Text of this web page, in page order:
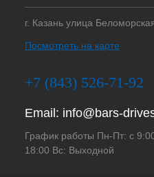
г. Казань улица
Посмотреть на карте
+7 (843) 526-71-92
Email: info@bars-
График работы Пн-Пт: с
18:00 Вс: Выходной